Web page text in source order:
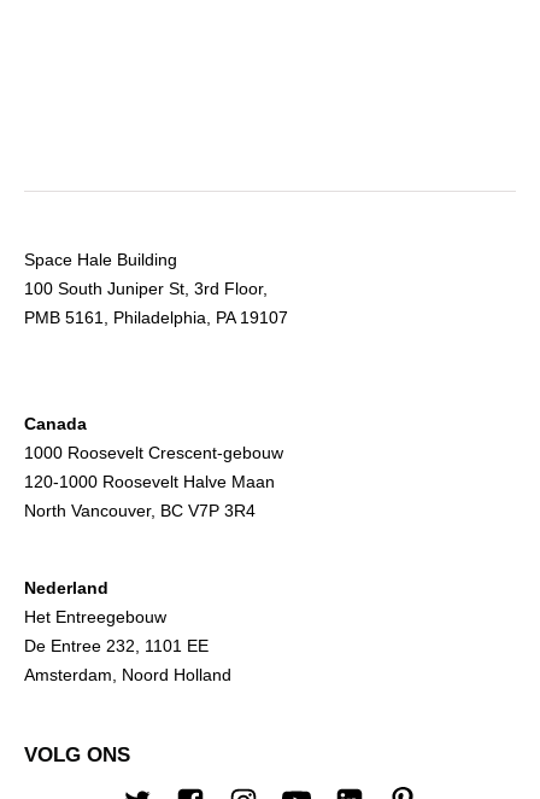
Space Hale Building
100 South Juniper St, 3rd Floor,
PMB 5161, Philadelphia, PA 19107
Canada
1000 Roosevelt Crescent-gebouw
120-1000 Roosevelt Halve Maan
North Vancouver, BC V7P 3R4
Nederland
Het Entreegebouw
De Entree 232, 1101 EE
Amsterdam, Noord Holland
VOLG ONS